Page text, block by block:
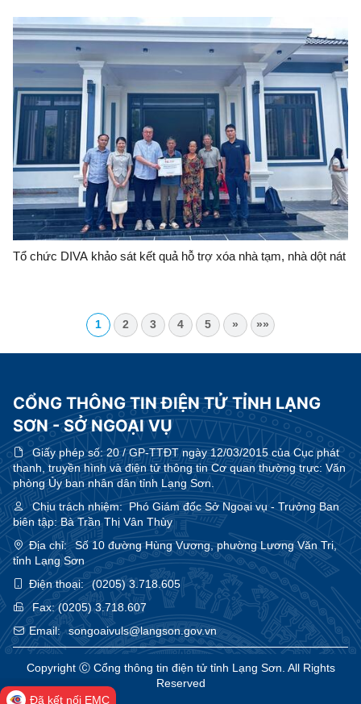
Tổ chức DIVA khảo sát kết quả hỗ trợ xóa nhà tạm, nhà dột nát
1 2 3 4 5 » »»
CỔNG THÔNG TIN ĐIỆN TỬ TỈNH LẠNG
SƠN - SỞ NGOẠI VỤ
Giấy phép số:20 / GP-TTĐT ngày 12/03/2015 của Cục phát
thanh, truyền hình và điện tử thông tin Cơ quan thường trực: Văn
phòng Ủy ban nhân dân tỉnh Lạng Sơn.
Chịu trách nhiệm:Phó Giám đốc Sở Ngoại vụ - Trưởng Ban
biên tập: Bà Trần Thị Vân Thùy
Địa chỉ:
Số 10 đường Hùng Vương, phường Lương Văn Tri,
tỉnh Lạng Sơn
Điện thoại:
(0205) 3.718.605
Fax:(0205) 3.718.607
Email:
songoaivuls@langson.gov.vn
Copyright Ⓒ Cổng thông tin điện tử tỉnh Lạng Sơn. All Rights
Reserved
Đã kết nối EMC